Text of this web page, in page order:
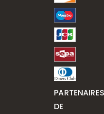
PARTENAIRES
DE